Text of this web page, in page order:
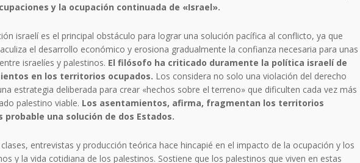
y la ocupación continuada de «Israel».
israelí es el principal obstáculo para lograr una solución pacífica al conflicto, ya que
el desarrollo económico y erosiona gradualmente la confianza necesaria para unas
israelíes y palestinos. El filósofo ha criticado duramente la política israelí de
en los territorios ocupados. Los considera no solo una violación del derecho
estrategia deliberada para crear «hechos sobre el terreno» que dificulten cada vez más
palestino viable. Los asentamientos, afirma, fragmentan los territorios
probable una solución de dos Estados.
entrevistas y producción teórica hace hincapié en el impacto de la ocupación y los
y la vida cotidiana de los palestinos. Sostiene que los palestinos que viven en estas